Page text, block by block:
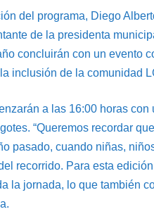
del programa, Diego
de la presidenta
concluirán con un evento
inclusión de la comunidad
a las 16:00 horas
“Queremos recordar
pasado, cuando niñas,
recorrido. Para esta
la jornada, lo que también